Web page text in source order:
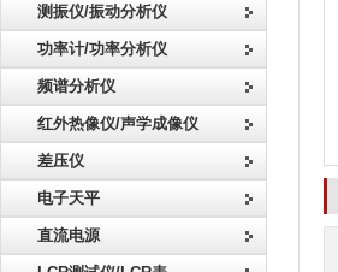
测振仪/振动分析仪
功率计/功率分析仪
频谱分析仪
红外热像仪/声学成像仪
差压仪
电子天平
直流电源